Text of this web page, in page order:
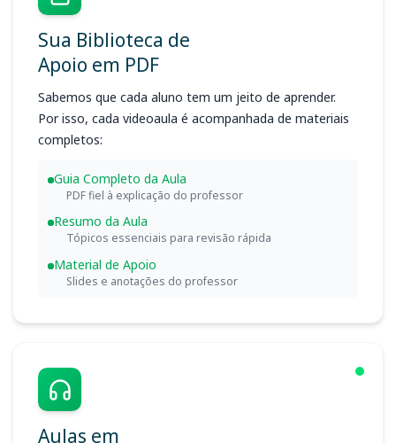
Sua Biblioteca de
Apoio em PDF
Sabemos que cada aluno tem um jeito de aprender.
Por isso, cada videoaula é acompanhada de materiais
completos:
Guia Completo da Aula
PDF fiel à explicação do professor
Resumo da Aula
Tópicos essenciais para revisão rápida
Material de Apoio
Slides e anotações do professor
Aulas em